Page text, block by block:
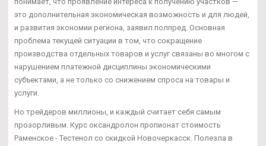
это дополнительная экономическая возможность и для людей,
и развития экономии региона, заявил полпред. Основная
проблема текущей ситуации в том, что сокращение
производства отдельных товаров и услуг связаны во многом с
нарушением платежной дисциплины экономическими
субъектами, а не только со снижением спроса на товары и
услуги.
Но трейдеров миллионы, и каждый считает себя самым
прозорливым. Курс оксандролон пропионат стоимость
Раменское - Тестенол со скидкой Новочеркасск. Полезла в